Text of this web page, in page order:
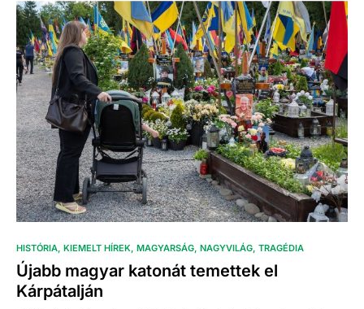
HISTÓRIA KIEMELT HÍREK MAGYARSÁG NAGYVILÁG TRAGÉDIA
Újabb magyar katonát temettek el
Kárpátalján